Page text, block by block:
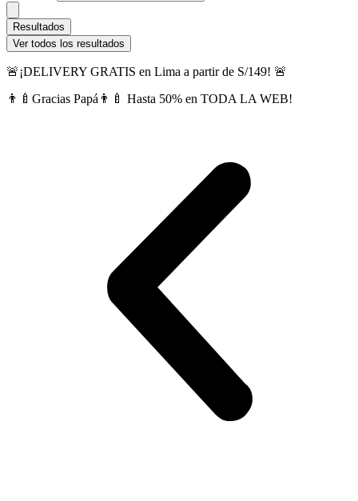
Resultados
Ver todos los resultados
🚨¡DELIVERY GRATIS en Lima a partir de S/149! 🚨
👨‍🍼Gracias Papá👨‍🍼 Hasta 50% en TODA LA WEB!